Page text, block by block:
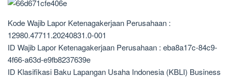
Kode Wajib Lapor Ketenagakerjaan Perusahaan :
12980.47711.20240831.0-001
ID Wajib Lapor Ketenagakerjaan Perusahaan : eba8a17c-84c9-
4f66-a63d-e9fb8237639e
ID Klasifikasi Baku Lapangan Usaha Indonesia (KBLI) Business